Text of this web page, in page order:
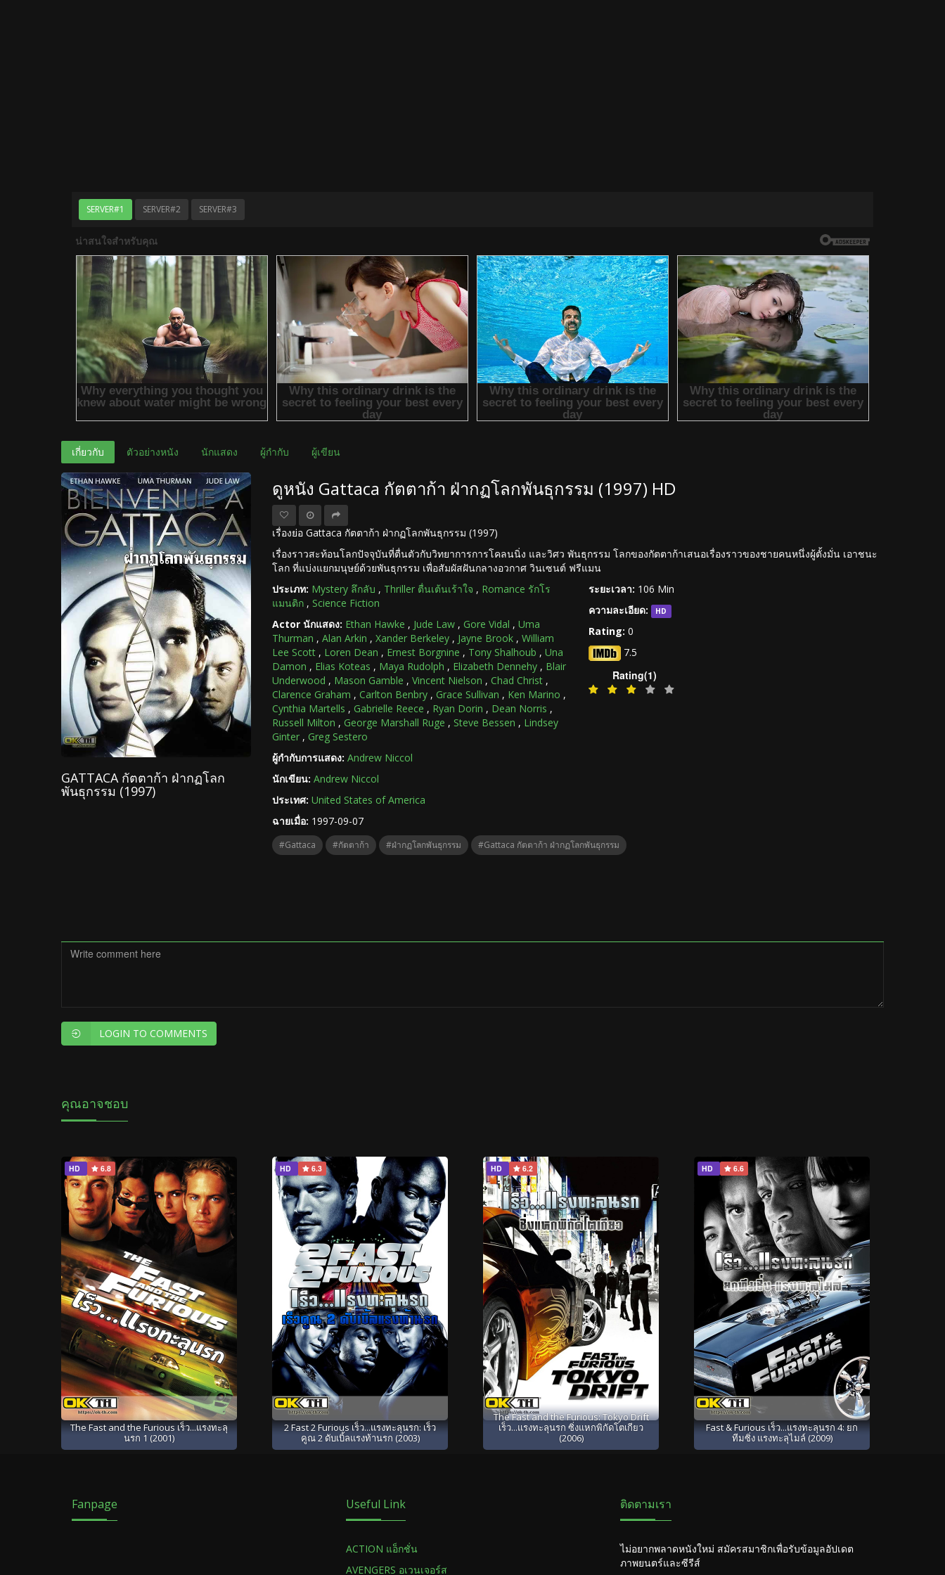
SERVER#1 SERVER#2 SERVER#3
เกี่ยวกับ ตัวอย่างหนัง นักแสดง ผู้กำกับ ผู้เขียน
GATTACA กัตตาก้า ฝ่ากฏโลก
พันธุกรรม (1997)
ดูหนัง Gattaca กัตตาก้า ฝ่ากฏโลกพันธุกรรม (1997) HD
เรื่องย่อ Gattaca กัตตาก้า ฝ่ากฏโลกพันธุกรรม (1997)
เรื่องราวสะท้อนโลกปัจจุบันที่ตื่นตัวกับวิทยาการการโคลนนิ่ง และวิศว พันธุกรรม โลกของกัตตาก้าเสนอเรื่องราวของชายคนหนึ่งผู้ตั้งมั่น เอาชนะ
โลก ที่แบ่งแยกมนุษย์ด้วยพันธุกรรม เพื่อสัมผัสฝันกลางอวกาศ วินเซนต์ ฟรีแมน
ประเภท: Mystery ลึกลับ , Thriller ตื่นเต้นเร้าใจ , Romance รักโร
แมนติก , Science Fiction
Actor นักแสดง: Ethan Hawke , Jude Law , Gore Vidal , Uma
Thurman , Alan Arkin , Xander Berkeley , Jayne Brook , William
Lee Scott , Loren Dean , Ernest Borgnine , Tony Shalhoub , Una
Damon , Elias Koteas , Maya Rudolph , Elizabeth Dennehy , Blair
Underwood , Mason Gamble , Vincent Nielson , Chad Christ ,
Clarence Graham , Carlton Benbry , Grace Sullivan , Ken Marino ,
Cynthia Martells , Gabrielle Reece , Ryan Dorin , Dean Norris ,
Russell Milton , George Marshall Ruge , Steve Bessen , Lindsey
Ginter , Greg Sestero
ผู้กำกับการแสดง: Andrew Niccol
นักเขียน: Andrew Niccol
ประเทศ: United States of America
ฉายเมื่อ: 1997-09-07
ระยะเวลา: 106 Min
ความละเอียด:
HD
Rating: 0
7.5
Rating(1)
#Gattaca #กัตตาก้า #ฝ่ากฏโลกพันธุกรรม #Gattaca กัตตาก้า ฝ่ากฏโลกพันธุกรรม
LOGIN TO COMMENTS
คุณอาจชอบ
HD 6.8
The Fast and the Furious เร็ว...แรงทะลุ
นรก 1 (2001)
HD 6.3
2 Fast 2 Furious เร็ว...แรงทะลุนรก: เร็ว
คูณ 2 ดับเบิ้ลแรงท้านรก (2003)
HD 6.2
The Fast and the Furious: Tokyo Drift
เร็ว...แรงทะลุนรก ซิ่งแหกพิกัดโตเกียว
(2006)
HD 6.6
Fast & Furious เร็ว...แรงทะลุนรก 4: ยก
ทีมซิ่ง แรงทะลุไมล์ (2009)
Fanpage Useful Link
ACTION แอ็กชั่น
AVENGERS อเวนเจอร์ส
ติดตามเรา
ไม่อยากพลาดหนังใหม่ สมัครสมาชิกเพื่อรับข้อมูลอัปเดต
ภาพยนตร์และซีรีส์